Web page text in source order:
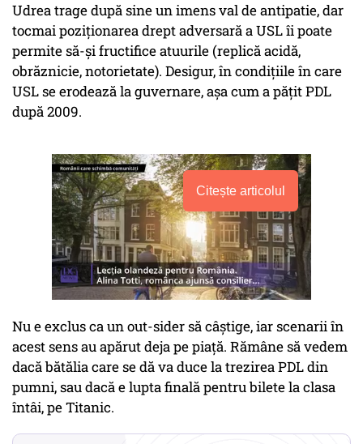
Udrea trage după sine un imens val de antipatie, dar
tocmai poziționarea drept adversară a USL îi poate
permite să-și fructifice atuurile (replică acidă,
obrăznicie, notorietate). Desigur, în condițiile în care
USL se erodează la guvernare, așa cum a pățit PDL
după 2009.
Citește articolul
Nu e exclus ca un out-sider să câștige, iar scenarii în
acest sens au apărut deja pe piață. Rămâne să vedem
dacă bătălia care se dă va duce la trezirea PDL din
pumni, sau dacă e lupta finală pentru bilete la clasa
întâi, pe Titanic.